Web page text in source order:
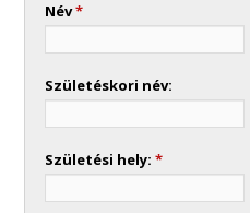
Név*
Születéskori név:
Születési hely: *